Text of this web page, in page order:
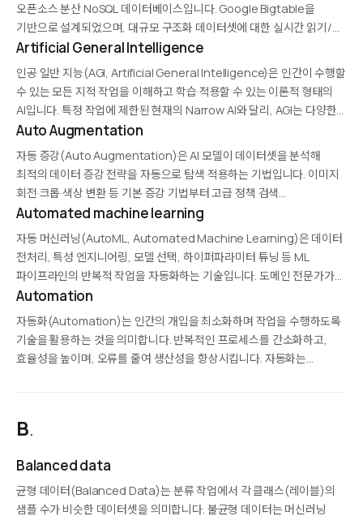
오픈소스 분산 NoSQL 데이터베이스입니다. Google Bigtable을
기반으로 설계되었으며, 대규모 구조화 데이터셋에 대한 실시간 읽기/
쓰기 작업에 최적화되어 있습니다. 수평적 확장성을 지원해
페타바이트급 데이터를 효율적으로 처리할 수 있습니다.
HDFS(Hadoop Distributed File System) 위에서 실행되며, 컬럼…
Artificial General Intelligence
인공 일반 지능(AGI, Artificial General Intelligence)은 인간이 수행할
수 있는 모든 지적 작업을 이해하고 학습·적용할 수 있는 이론적 형태의
AI입니다. 특정 작업에 제한된 현재의 Narrow AI와 달리, AGI는 다양한
도메인에 걸쳐 지식을 일반화할 수 있습니다. 아직 순수하게 이론적이고
연구 단계이지만,…
Auto Augmentation
자동 증강(Auto Augmentation)은 AI 모델이 데이터셋을 분석해
최적의 데이터 증강 전략을 자동으로 탐색·적용하는 기법입니다. 이미지
회전·크롭·색상 변환 등 기본 증강 기법부터 고급 정책 검색
(AutoAugment, RandAugment)까지 포함하며, 수작업 튜닝 없이
모델 일반화 성능을 향상시킵니다. 학습 데이터가 부족하거나 불균형한
상황에서 특히 효과적입니다.
Automated machine learning
자동 머신러닝(AutoML, Automated Machine Learning)은 데이터
전처리, 특성 엔지니어링, 모델 선택, 하이퍼파라미터 튜닝 등 ML
파이프라인의 반복적 작업을 자동화하는 기술입니다. 도메인 전문가가
머신러닝 경험이 적어도 고성능 모델을 구축할 수 있게 해줍니다.
Google Cloud AutoML, H2O.ai, Auto-sklearn 같은 플랫폼이
대표적이며, 엔터프라이즈…
Automation
자동화(Automation)는 인간의 개입을 최소화하며 작업을 수행하도록
기술을 활용하는 것을 의미합니다. 반복적인 프로세스를 간소화하고,
효율성을 높이며, 오류를 줄여 생산성을 향상시킵니다. 자동화는
B.
Balanced data
균형 데이터(Balanced Data)는 분류 작업에서 각 클래스(레이블)의
샘플 수가 비슷한 데이터셋을 의미합니다. 불균형 데이터는 머신러닝